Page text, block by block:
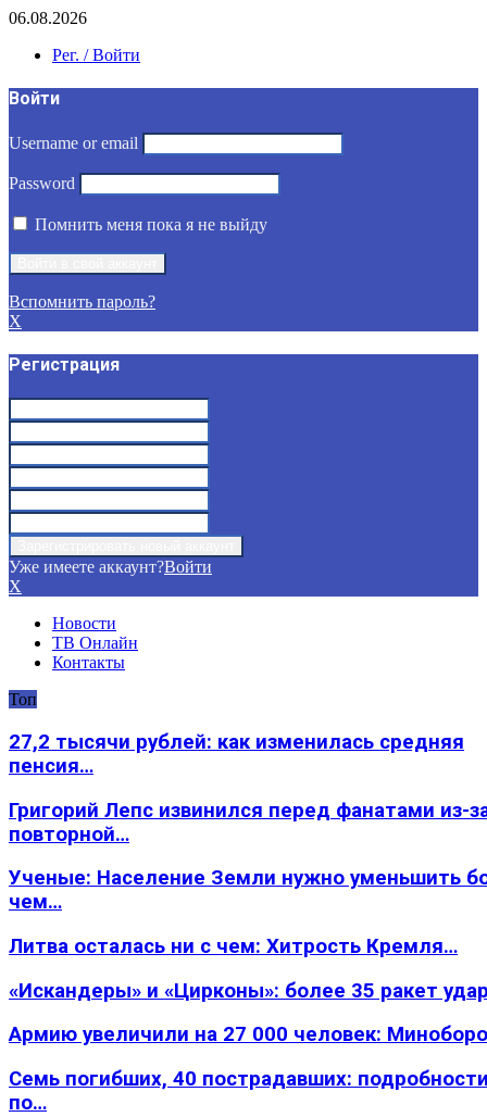
06.08.2026
Рег. / Войти
Войти
Username or email
Password
Помнить меня пока я не выйду
Вспомнить пароль?
X
Регистрация
Уже имеете аккаунт?Войти
X
Новости
ТВ Онлайн
Контакты
Топ
27,2 тысячи рублей: как изменилась средняя
пенсия…
Григорий Лепс извинился перед фанатами из-
повторной…
Ученые: Население Земли нужно уменьшить
чем…
Литва осталась ни с чем: Хитрость Кремля…
«Искандеры» и «Цирконы»: более 35 ракет
Армию увеличили на 27 000 человек:
Семь погибших, 40 пострадавших:
по…